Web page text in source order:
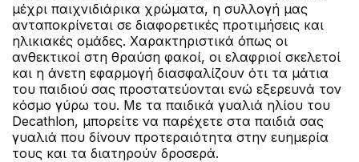
μέχρι παιχνιδιάρικα χρώματα, η συλλογή μας
ανταποκρίνεται σε διαφορετικές προτιμήσεις και
ηλικιακές ομάδες. Χαρακτηριστικά όπως οι
ανθεκτικοί στη θραύση φακοί, οι ελαφριοί σκελετοί
και η άνετη εφαρμογή διασφαλίζουν ότι τα μάτια
του παιδιού σας προστατεύονται ενώ εξερευνά τον
κόσμο γύρω του. Με τα παιδικά γυαλιά ηλίου του
Decathlon, μπορείτε να παρέχετε στα παιδιά σας
γυαλιά που δίνουν προτεραιότητα στην ευημερία
τους και τα διατηρούν δροσερά.